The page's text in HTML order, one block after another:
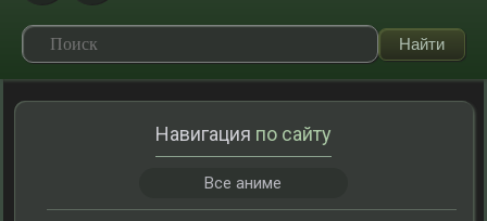
Навигация по сайту
Все аниме